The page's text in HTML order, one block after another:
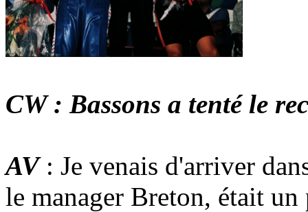
CW : Bassons a tenté le
AV: Je venais d'arriver
le manager Breton, était un